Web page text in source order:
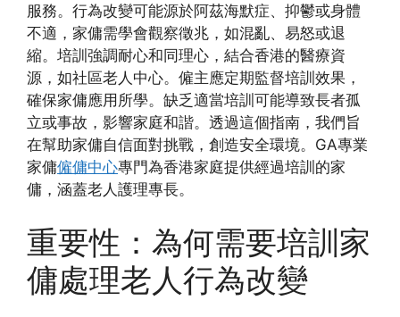
服務。行為改變可能源於阿茲海默症、抑鬱或身體
不適，家傭需學會觀察徵兆，如混亂、易怒或退
縮。培訓強調耐心和同理心，結合香港的醫療資
源，如社區老人中心。僱主應定期監督培訓效果，
確保家傭應用所學。缺乏適當培訓可能導致長者孤
立或事故，影響家庭和諧。透過這個指南，我們旨
在幫助家傭自信面對挑戰，創造安全環境。GA專業
家傭僱傭中心專門為香港家庭提供經過培訓的家
傭，涵蓋老人護理專長。
重要性：為何需要培訓家
傭處理老人行為改變